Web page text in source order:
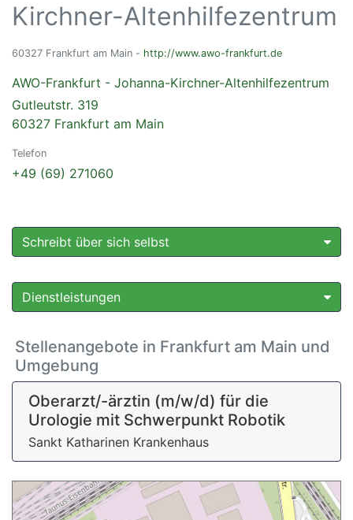
Kirchner-Altenhilfezentrum
60327 Frankfurt am Main - http://www.awo-frankfurt.de
AWO-Frankfurt - Johanna-Kirchner-Altenhilfezentrum
Gutleutstr. 319
60327 Frankfurt am Main
Telefon
+49 (69) 271060
Schreibt über sich selbst
Dienstleistungen
Stellenangebote in Frankfurt am Main und
Umgebung
Oberarzt/-ärztin (m/w/d) für die
Urologie mit Schwerpunkt Robotik
Sankt Katharinen Krankenhaus